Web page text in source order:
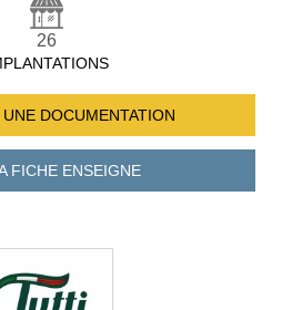
26
UNE DOCUMENTATION
FICHEENSEIGNE